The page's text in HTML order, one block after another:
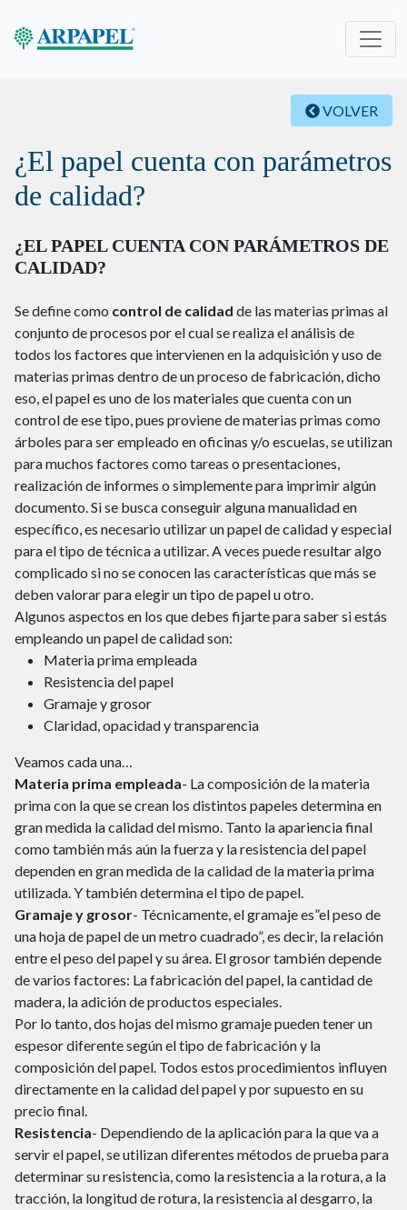
VOLVER
¿El papel cuenta con parámetros
de calidad?
¿EL PAPEL CUENTA CON PARÁMETROS DE
CALIDAD?
Se define como control de calidad de las materias primas al
conjunto de procesos por el cual se realiza el análisis de
todos los factores que intervienen en la adquisición y uso de
materias primas dentro de un proceso de fabricación, dicho
eso, el papel es uno de los materiales que cuenta con un
control de ese tipo, pues proviene de materias primas como
árboles para ser empleado en oficinas y/o escuelas, se utilizan
para muchos factores como tareas o presentaciones,
realización de informes o simplemente para imprimir algún
documento. Si se busca conseguir alguna manualidad en
específico, es necesario utilizar un papel de calidad y especial
para el tipo de técnica a utilizar. A veces puede resultar algo
complicado si no se conocen las características que más se
deben valorar para elegir un tipo de papel u otro.
Algunos aspectos en los que debes fijarte para saber si estás
empleando un papel de calidad son:
Materia prima empleada
Resistencia del papel
Gramaje y grosor
Claridad, opacidad y transparencia
Veamos cada una…
Materia prima empleada- La composición de la materia
prima con la que se crean los distintos papeles determina en
gran medida la calidad del mismo. Tanto la apariencia final
como también más aún la fuerza y la resistencia del papel
dependen en gran medida de la calidad de la materia prima
utilizada. Y también determina el tipo de papel.
Gramaje y grosor- Técnicamente, el gramaje es”el peso de
una hoja de papel de un metro cuadrado”, es decir, la relación
entre el peso del papel y su área. El grosor también depende
de varios factores: La fabricación del papel, la cantidad de
madera, la adición de productos especiales.
Por lo tanto, dos hojas del mismo gramaje pueden tener un
espesor diferente según el tipo de fabricación y la
composición del papel. Todos estos procedimientos influyen
directamente en la calidad del papel y por supuesto en su
precio final.
Resistencia- Dependiendo de la aplicación para la que va a
servir el papel, se utilizan diferentes métodos de prueba para
determinar su resistencia, como la resistencia a la rotura, a la
tracción, la longitud de rotura, la resistencia al desgarro, la